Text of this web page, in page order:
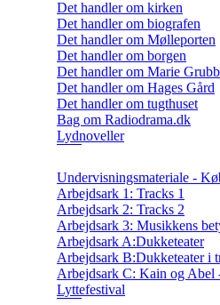
Det handler om kirken
Det handler om biografen
Det handler om Mølleporten
Det handler om borgen
Det handler om Marie
Det handler om Hages Gård
Det handler om tugthuset
Bag om Radiodrama.dk
Lydnoveller
Undervisningsmateriale -
Arbejdsark 1: Tracks 1
Arbejdsark 2: Tracks 2
Arbejdsark 3: Musikkens
Arbejdsark A:Dukketeater
Arbejdsark B:Dukketeater i
Arbejdsark C: Kain og Abel
Lyttefestival